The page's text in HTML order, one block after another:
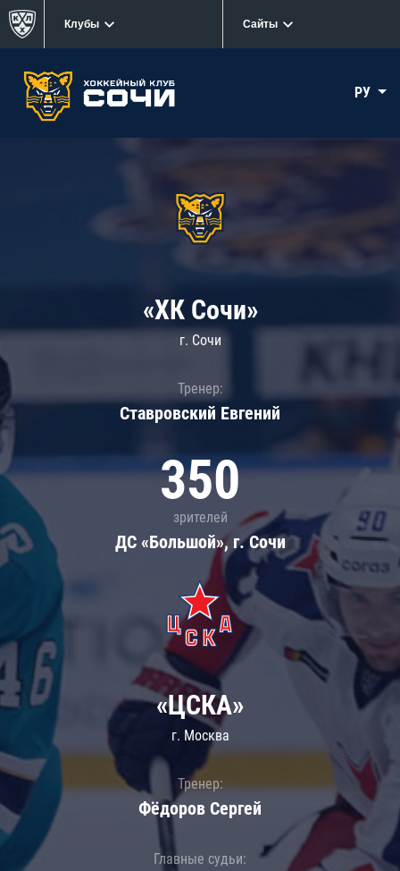
Клубы Сайты
РУ
«ХК Сочи»
г. Сочи
Тренер:
Ставровский Евгений
350
зрителей
ДС «Большой», г. Сочи
«ЦСКА»
г. Москва
Тренер:
Фёдоров Сергей
Главные судьи: